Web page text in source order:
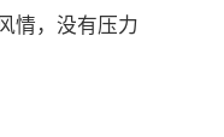
情，没有压力